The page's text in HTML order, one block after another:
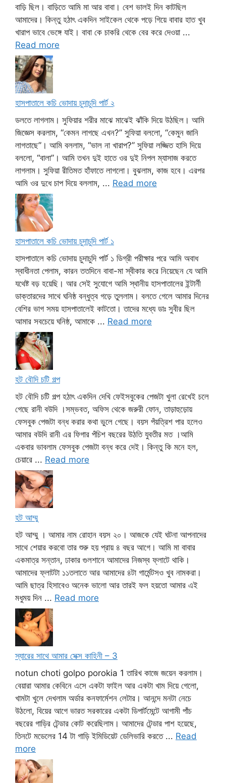
বাড়ি ছিল। বাড়িতে আমি মা আর বাবা। বেশ ভালই দিন কাটছিল
আমাদের। কিন্তু হঠাৎ একদিন সাইকেল থেকে পড়ে গিয়ে বাবার হাত খুব
খারাপ ভাবে ভেঙ্গে যাই। বাবা কে চাকরি থেকে বের করে দেওয়া ...
Read more
হাসপাতালে কচি ভোদায় চুদাচুদি পার্ট ২
ডলতে লাগলাম। সুফিয়ার শরীর মাঝে মাঝেই ঝাঁকি দিয়ে উঠছিল। আমি
জিজ্ঞেস করলাম, “কেমন লাগছে এখন?” সুফিয়া বললো, “কেমুন জানি
লাগতাছে”। আমি বললাম, “ভাল না খারাপ?” সুফিয়া লজ্জিত হাসি দিয়ে
বললো, “বালা”। আমি তখন দুই হাতে ওর দুই নিপল ম্যাসাজ করতে
লাগলাম। সুফিয়া রীতিমত হাঁফাতে লাগলো। বুঝলাম, কাজ হবে। এরপর
আমি ওর দুধে চাপ দিয়ে বললাম, ... Read more
হাসপাতালে কচি ভোদায় চুদাচুদি পার্ট ১
হাসপাতালে কচি ভোদায় চুদাচুদি পার্ট ১ ডিগ্রী পরীক্ষার পরে আমি অবাধ
স্বাধীনতা পেলাম, কারন ততদিনে বাবা-মা স্বীকার করে নিয়েছেন যে আমি
যথেষ্ট বড় হয়েছি। আর সেই সুযোগে আমি স্থানীয় হাসপাতালের ইন্টার্নী
ডাক্তারদের সাথে ঘনিষ্ঠ বন্ধুত্ব গড়ে তুললাম। বলতে গেলে আমার দিনের
বেশির ভাগ সময় হাসপাতালেই কাটতো। তাদের মধ্যে ডাঃ সুবীর ছিল
আমার সবচেয়ে ঘনিষ্ঠ, আমাকে ... Read more
হট বৌদি চটি গল্প
হট বৌদি চটি গল্প হঠাৎ একদিন দেখি ফেইসবুকের পেজটা খুলা রেখেই চলে
গেছে রানী বউদি ।সম্ভবত, অফিস থেকে জরুরী ফোন, তাড়াহুড়োয়
ফেসবুক পেজটা বন্ধ করার কথা ভুলে গেছে। বয়স পঁয়ত্রিশ পার হলেও
আমার বউদি রানী এর ফিগার পঁচিশ বছরের উঠতি যুবতীর মত ।আমি
একবার ভাবলাম ফেসবুক পেজটা বন্ধ করে দেই। কিন্তু কি মনে হল,
চেয়ারে ... Read more
হট আম্মু
হট আম্মু । আমার নাম রোহান বয়স ২০। আজকে যেই ঘটনা আপনাদের
সাথে শেয়ার করবো তার শুরু হয় প্রায় ৪ বছর আগে। আমি মা বাবার
একমাত্র সন্তান, ঢাকার গুলশানে আমাদের নিজস্ব ফ্লাটে থাকি।
আমাদের ফ্লাটটা ১১তলাতে আর আমাদের ৪টা গার্মেন্টসও খুব নামকরা।
আমি ছাত্র হিসাবেও অনেক ভালো আর তারই ফল হয়তো আমার এই
মধুময় দিন ... Read more
স্যারের সাথে আমার সেক্স কাহিনী – 3
notun choti golpo porokia 1 তারিখ কাজে জয়েন করলাম।
বেয়ারা আমার কেবিনে এসে একটা ফাইল আর একটা খাম দিয়ে গেলো,
খামটা খুলে দেখলাম অর্ডার কনফার্মেশন লেটার। আনন্দে মনটা নেচে
উঠলো, বিয়ের আগে ভারত সরকারের একটা ডিপার্টমেন্টে আগামী পাঁচ
বছরের গাড়ির টেন্ডার কোট করেছিলাম। আমাদের টেন্ডার পাশ হয়েছে,
তিনটে মডেলের 14 টা গাড়ি ইমিডিয়েট ডেলিভারি করতে ... Read
more